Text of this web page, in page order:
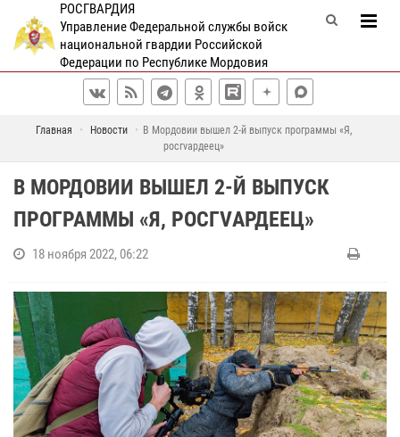
РОСГВАРДИЯ
Управление Федеральной службы войск
национальной гвардии Российской
Федерации по Республике Мордовия
Главная Новости
В Мордовии вышел 2-й выпуск программы «Я,
росгvардеец»
В МОРДОВИИ ВЫШЕЛ 2-Й ВЫПУСК
ПРОГРАММЫ «Я, РОСГVАРДЕЕЦ»
18 ноября 2022, 06:22